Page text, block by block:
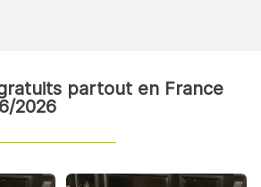
partout en France
2026